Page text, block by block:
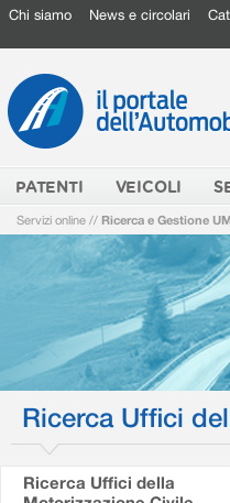
Chi siamo News e circolari
PATENTI VEICOLI
Servizi online // Ricerca e Gestione
Ricerca Uffici
Ricerca Uffici della